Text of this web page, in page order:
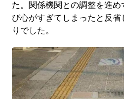
た。関係機関との調整を進
び心がすぎてしまったと反
りでした。